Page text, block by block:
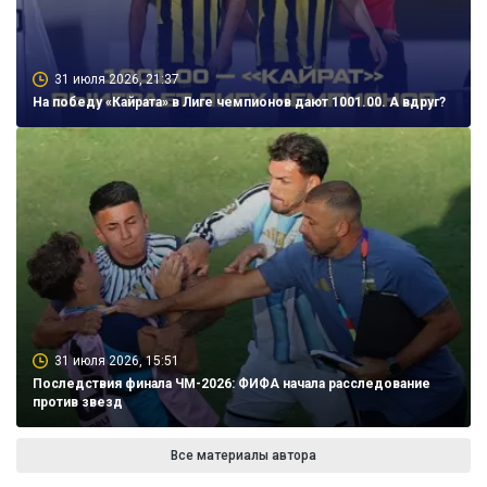
31 июля 2026, 21:37
На победу «Кайрата» в Лиге чемпионов дают 1001.00. А вдруг?
31 июля 2026, 15:51
Последствия финала ЧМ-2026: ФИФА начала расследование
против звезд
Все материалы автора